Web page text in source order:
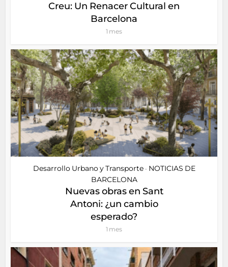
Creu: Un Renacer Cultural en
Barcelona
1 mes
Desarrollo Urbano y Transporte • NOTICIAS DE
BARCELONA
Nuevas obras en Sant
Antoni: ¿un cambio
esperado?
1 mes